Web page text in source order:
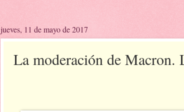
jueves, 11 de mayo de 2017
La moderación de Macron.